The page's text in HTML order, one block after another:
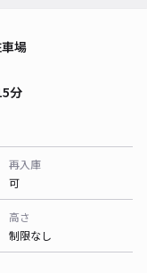
場
分
再入庫
可
高さ
制限なし